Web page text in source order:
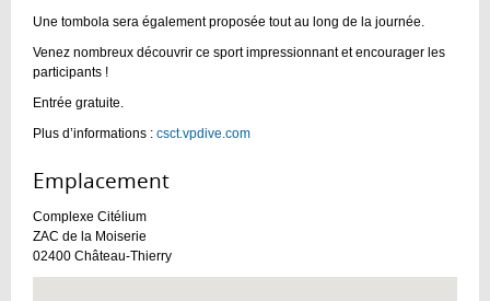
Une tombola sera également proposée tout au long de la journée.
Venez nombreux découvrir ce sport impressionnant et encourager les
participants !
Entrée gratuite.
Plus d’informations : csct.vpdive.com
Emplacement :
Complexe Citélium
ZAC de la Moiserie
02400 Château-Thierry